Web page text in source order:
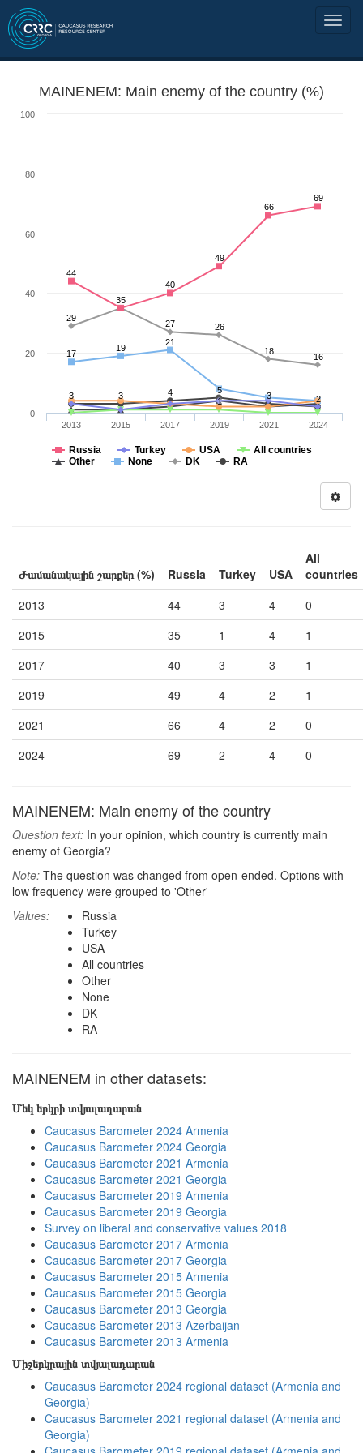
MAINENEM: Main enemy of the country (%)
3 3 4 5
3 2
29
35
27 26
18
16
17
19
21
1
44
40
49
66
69
Russia Turkey USA
All countries
Other
None DK RA
2013 2015 2017 2019 2021 2024
0
20
40
60
80
100
Ժամանակային շարքեր (%) Russia Turkey USA
All
countries
2013
44 3 4
0
2015
35 1 4
1
2017
40 3 3
1
2019
49 4 2
1
2021
66 4 2
0
2024
69 2 4 0
MAINENEM: Main enemy of the country
Question text: In your opinion, which country is currently main
enemy of Georgia?
Note: The question was changed from open-ended. Options with
low frequency were grouped to 'Other'
Values:
Russia
Turkey
USA
All countries
Other
None
DK
RA
MAINENEM in other datasets:
Մեկ երկրի տվյալադարան
Caucasus Barometer 2024 Armenia
Caucasus Barometer 2024 Georgia
Caucasus Barometer 2021 Armenia
Caucasus Barometer 2021 Georgia
Caucasus Barometer 2019 Armenia
Caucasus Barometer 2019 Georgia
Survey on liberal and conservative values 2018
Caucasus Barometer 2017 Armenia
Caucasus Barometer 2017 Georgia
Caucasus Barometer 2015 Armenia
Caucasus Barometer 2015 Georgia
Caucasus Barometer 2013 Georgia
Caucasus Barometer 2013 Azerbaijan
Caucasus Barometer 2013 Armenia
Միջերկրային տվյալադարան
Caucasus Barometer 2024 regional dataset (Armenia and
Georgia)
Caucasus Barometer 2021 regional dataset (Armenia and
Georgia)